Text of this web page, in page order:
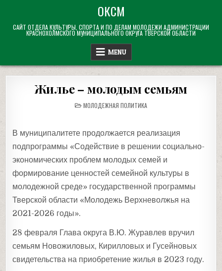
content
ОКСМ
САЙТ ОТДЕЛА КУЛЬТУРЫ, СПОРТА И ПО ДЕЛАМ МОЛОДЕЖИ АДМИНИСТРАЦИИ
КРАСНОХОЛМСКОГО МУНИЦИПАЛЬНОГО ОКРУГА ТВЕРСКОЙ ОБЛАСТИ
MENU
Жилье – молодым семьям
POSTED
IN
МОЛОДЕЖНАЯ ПОЛИТИКА
В муниципалитете продолжается реализация
подпрограммы «Содействие в решении социально-
экономических проблем молодых семей и
формирование ценностей семейной культуры в
молодежной среде» государственной программы
Тверской области «Молодежь Верхневолжья на
2021-2026 годы».
28 февраля Глава округа В.Ю. Журавлев вручил
семьям Новожиловых, Кирилловых и Гусейновых
свидетельства на приобретение жилья в 2023 году.